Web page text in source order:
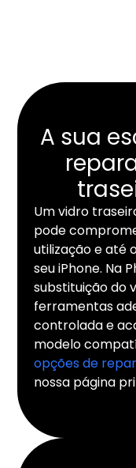
A sua
Um vidro
pode
utilização e até
seu iPhone. Na
substituição do
ferramentas
controlada e
modelo
opções de
nossa página